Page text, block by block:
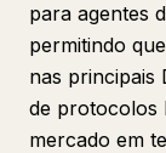
para agentes
permitindo
nas principais
de protocolos
mercado em